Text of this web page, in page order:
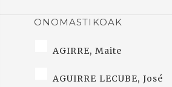
ONOMASTIKOAK
AGIRRE, Maite
AGUIRRE LECUBE, José